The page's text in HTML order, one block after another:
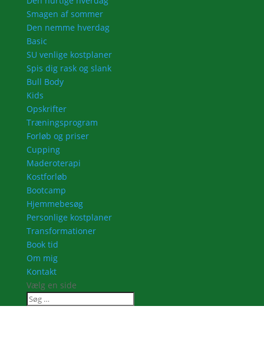
Smagen af sommer
Den nemme hverdag
Basic
SU venlige kostplaner
Spis dig rask og slank
Bull Body
Kids
Opskrifter
Træningsprogram
Forløb og priser
Cupping
Maderoterapi
Kostforløb
Bootcamp
Hjemmebesøg
Personlige kostplaner
Transformationer
Book tid
Om mig
Kontakt
Vælg en side